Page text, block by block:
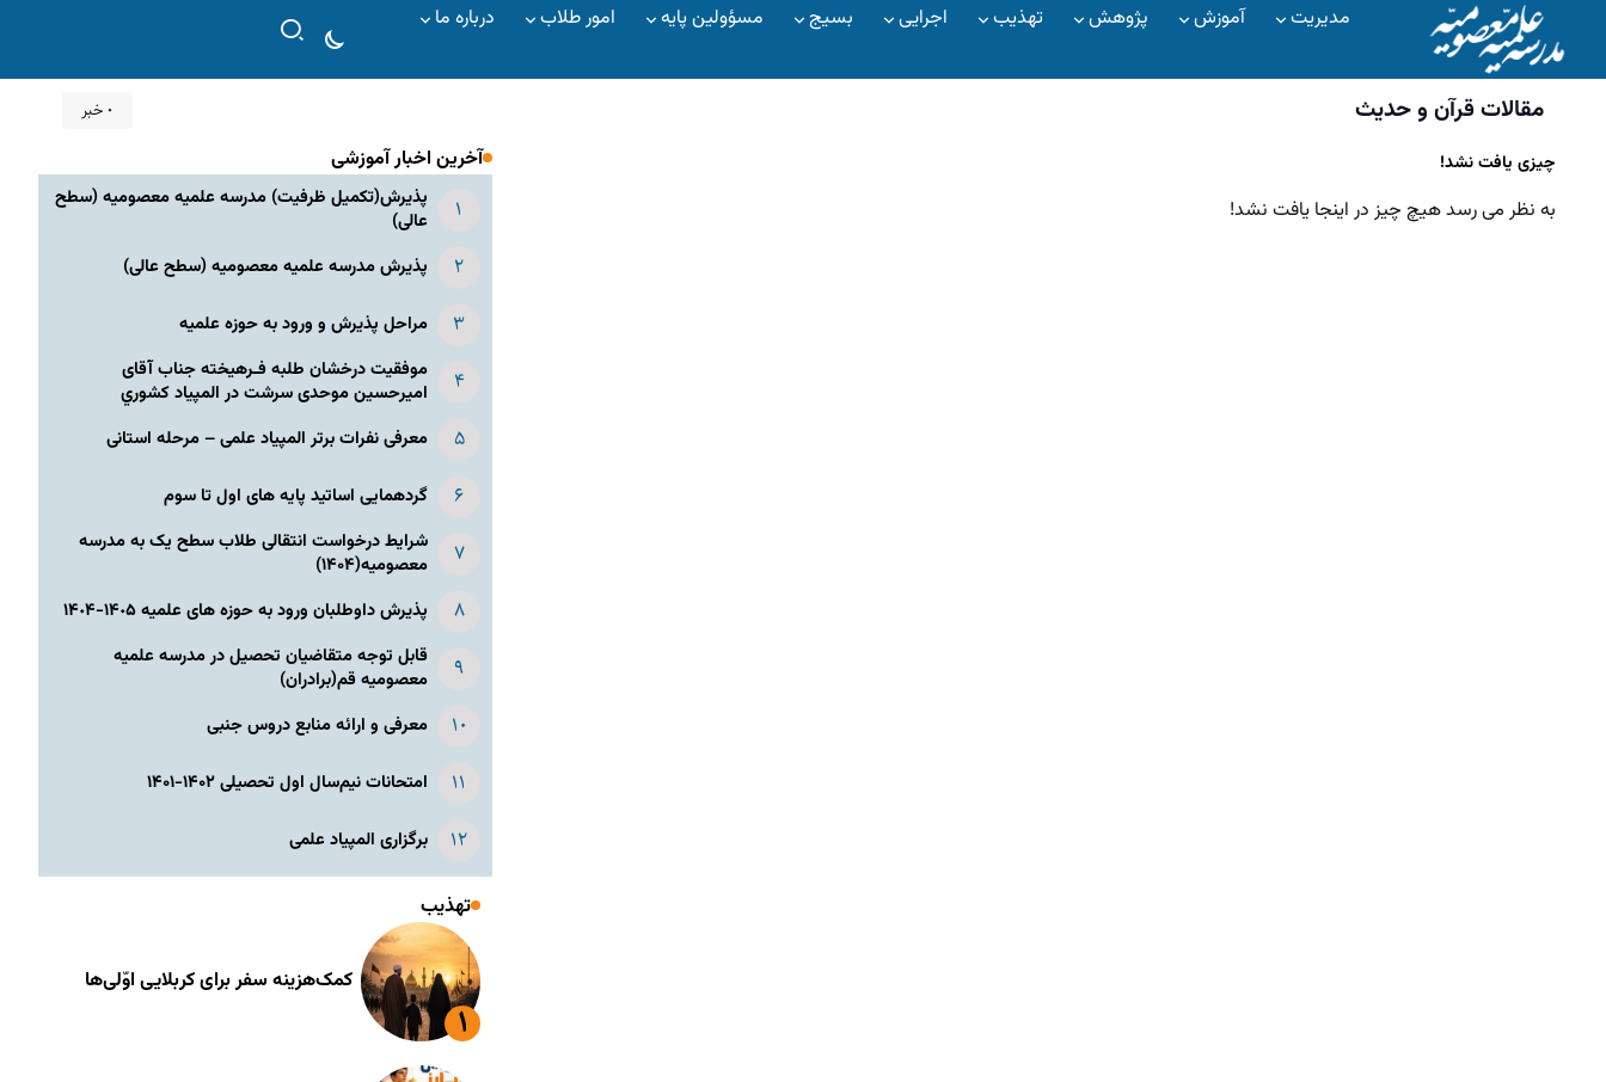
مدیریت آموزش پژوهش تهذیب اجرایی بسیج مسؤولین پایه امور طلاب درباره ما
مقالات قرآن و حدیث ۰ خبر
چیزی یافت نشد!
به نظر می رسد هیچ چیز در اینجا یافت نشد!
آخرین اخبار آموزشی
پذیرش(تکمیل ظرفیت) مدرسه علمیه معصومیه‌ (سطح
عالی)
پذیرش مدرسه علمیه معصومیه‌ (سطح عالی)
مراحل پذیرش و ورود به حوزه علمیه
موفقیت درخشان طلبه فـرهیخته جناب آقای
امیرحسین موحدی سرشت در المپياد كشوري
معرفی نفرات برتر المپیاد علمی – مرحله استانی
گردهمایی اساتید پایه های اول تا سوم
شرایط درخواست انتقالی طلاب سطح یک به مدرسه
معصومیه(۱۴۰۴)
پذیرش داوطلبان ورود به حوزه های علمیه ١۴٠۵-١۴٠۴
قابل توجه متقاضیان تحصیل در مدرسه علمیه
معصومیه قم(برادران)
معرفی و ارائه منابع دروس جنبی
امتحانات نیم‌سال اول تحصیلی ۱۴۰۲-۱۴۰۱
برگزاری المپیاد علمی
تهذیب
کمک‌هزینه سفر برای کربلایی اوّلی‌ها